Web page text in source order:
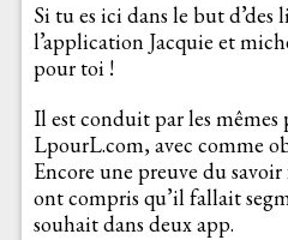
Si tu es ici dans le but d’des
l’application Jacquie et
pour toi !
Il est conduit par les mêmes
LpourL.com, avec comme
Encore une preuve du
ont compris qu’il fallait
souhait dans deux app.